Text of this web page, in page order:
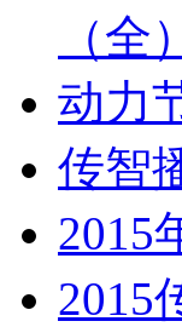
（全
动力
传智
2015
2015